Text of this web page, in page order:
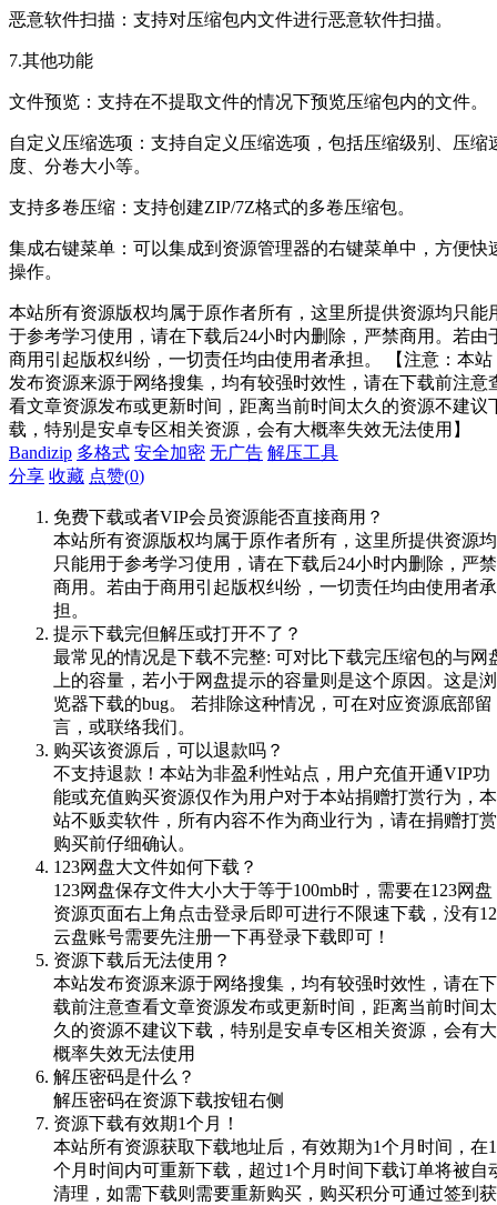
恶意软件扫描：支持对压缩包内文件进行恶意软件扫描。
7.其他功能
文件预览：支持在不提取文件的情况下预览压缩包内的文件。
自定义压缩选项：支持自定义压缩选项，包括压缩级别、压缩
度、分卷大小等。
支持多卷压缩：支持创建ZIP/7Z格式的多卷压缩包。
集成右键菜单：可以集成到资源管理器的右键菜单中，方便快
操作。
本站所有资源版权均属于原作者所有，这里所提供资源均只能
于参考学习使用，请在下载后24小时内删除，严禁商用。若由
商用引起版权纠纷，一切责任均由使用者承担。 【注意：本站
发布资源来源于网络搜集，均有较强时效性，请在下载前注意
看文章资源发布或更新时间，距离当前时间太久的资源不建议
载，特别是安卓专区相关资源，会有大概率失效无法使用】
Bandizip 多格式 安全加密 无广告 解压工具
分享 收藏 点赞(0)
免费下载或者VIP会员资源能否直接商用？
本站所有资源版权均属于原作者所有，这里所提供资源均
只能用于参考学习使用，请在下载后24小时内删除，严禁
商用。若由于商用引起版权纠纷，一切责任均由使用者承
担。
提示下载完但解压或打开不了？
最常见的情况是下载不完整: 可对比下载完压缩包的与网
上的容量，若小于网盘提示的容量则是这个原因。这是浏
览器下载的bug。 若排除这种情况，可在对应资源底部留
言，或联络我们。
购买该资源后，可以退款吗？
不支持退款！本站为非盈利性站点，用户充值开通VIP功
能或充值购买资源仅作为用户对于本站捐赠打赏行为，本
站不贩卖软件，所有内容不作为商业行为，请在捐赠打赏
购买前仔细确认。
123网盘大文件如何下载？
123网盘保存文件大小大于等于100mb时，需要在123网盘
资源页面右上角点击登录后即可进行不限速下载，没有
云盘账号需要先注册一下再登录下载即可！
资源下载后无法使用？
本站发布资源来源于网络搜集，均有较强时效性，请在下
载前注意查看文章资源发布或更新时间，距离当前时间太
久的资源不建议下载，特别是安卓专区相关资源，会有大
概率失效无法使用
解压密码是什么？
解压密码在资源下载按钮右侧
资源下载有效期1个月！
本站所有资源获取下载地址后，有效期为1个月时间，在1
个月时间内可重新下载，超过1个月时间下载订单将被自
清理，如需下载则需要重新购买，购买积分可通过签到获